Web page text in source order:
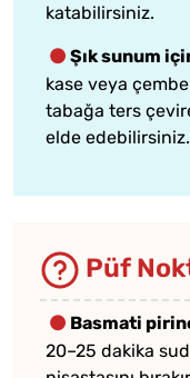
katabilirsiniz.
Şık sunum
kase veya
tabağa ters
elde edebilirsiniz.
Püf
Basmati
20–25 dakika